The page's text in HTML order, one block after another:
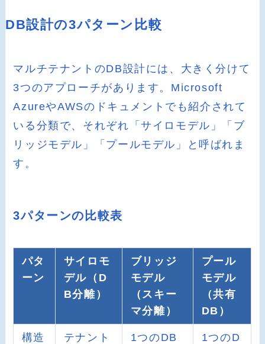
DB設計の3パターン比較
マルチテナントのDB設計には、大きく分けて
3つのアプローチがあります。Microsoft
AzureやAWSのドキュメントでも紹介されて
いる分類で、それぞれ「サイロモデル」「ブ
リッジモデル」「プールモデル」と呼ばれま
す。
3パターンの比較表
パタ
ーン
サイロモ
デル（D
B分離）
ブリッジ
モデル
（スキー
マ分離）
プール
モデル
（共有
DB）
構造
テナント
1つのDB
1つのD